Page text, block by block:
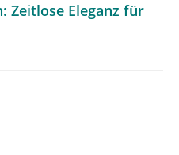
Zeitlose Eleganz für